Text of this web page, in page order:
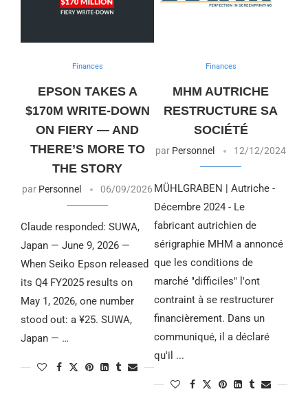
Finances
EPSON TAKES A
$170M WRITE-DOWN
ON FIERY — AND
THERE’S MORE TO
THE STORY
par Personnel 06/09/2026
Claude responded: SUWA,
Japan — June 9, 2026 —
When Seiko Epson released
its Q4 FY2025 results on
May 1, 2026, one number
stood out: a ¥25. SUWA,
Japan — …
Finances
MHM AUTRICHE
RESTRUCTURE SA
SOCIÉTÉ
par Personnel 12/12/2024
MÜHLGRABEN | Autriche -
Décembre 2024 - Le
fabricant autrichien de
sérigraphie MHM a annoncé
que les conditions de
marché "difficiles" l'ont
contraint à se restructurer
financièrement. Dans un
communiqué, il a déclaré
qu'il ...